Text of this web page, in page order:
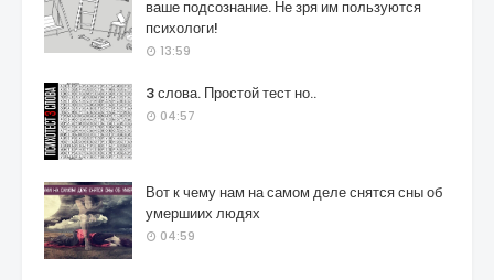
ваше подсознание. Не зря им пользуются
психологи!
13:59
3 слова. Простой тест но..
04:57
Вот к чему нам на самом деле снятся сны об
умершиих людях
04:59